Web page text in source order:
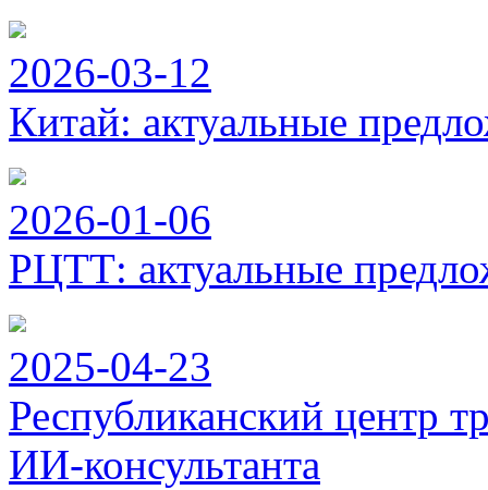
2026-03-12
Китай: актуальные
2026-01-06
РЦТТ: актуальные
2025-04-23
Республиканский центр
ИИ-консультанта